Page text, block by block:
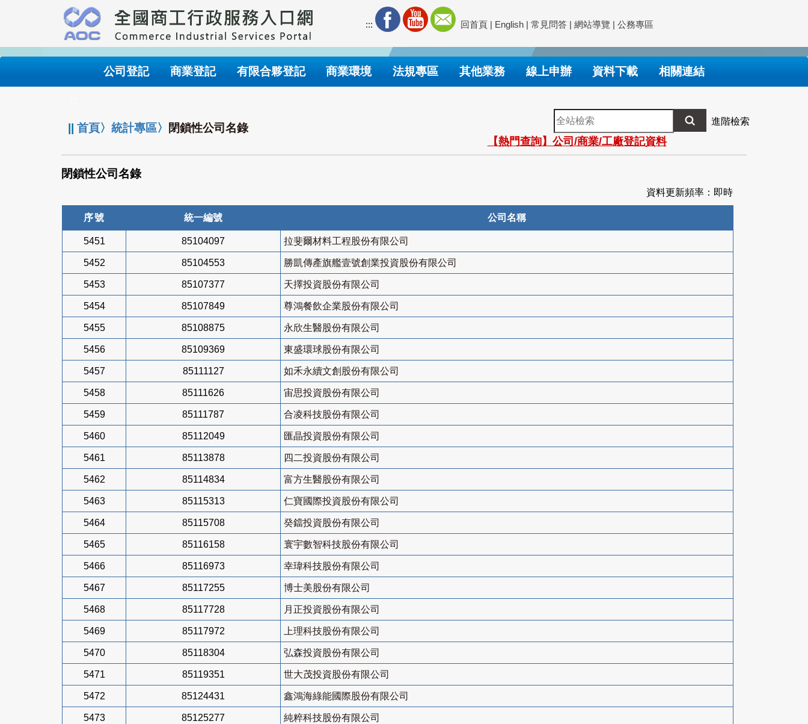
要
內
::: 回首頁 | English | 常見問答 | 網站導覽 | 公務專區
公司登記 商業登記 有限合夥登記 商業環境 法規專區 其他業務 線上申辦 資料下載 相關連結
||首頁〉統計專區〉 閉鎖性公司名錄
全
站
檢
索
進階檢索
【熱門查詢】公司/商業/工廠登記資料
閉鎖性公司名錄
資料更新頻率：即時
序號 統一編號 公司名稱
5451 85104097 拉斐爾材料工程股份有限公司
5452 85104553 勝凱傳產旗艦壹號創業投資股份有限公司
5453 85107377 天擇投資股份有限公司
5454 85107849 尊鴻餐飲企業股份有限公司
5455 85108875 永欣生醫股份有限公司
5456 85109369 東盛環球股份有限公司
5457 85111127 如禾永續文創股份有限公司
5458 85111626 宙思投資股份有限公司
5459 85111787 合凌科技股份有限公司
5460 85112049 匯晶投資股份有限公司
5461 85113878 四二投資股份有限公司
5462 85114834 富方生醫股份有限公司
5463 85115313 仁寶國際投資股份有限公司
5464 85115708 癸鐺投資股份有限公司
5465 85116158 寰宇數智科技股份有限公司
5466 85116973 幸瑋科技股份有限公司
5467 85117255 博士美股份有限公司
5468 85117728 月正投資股份有限公司
5469 85117972 上理科技股份有限公司
5470 85118304 弘森投資股份有限公司
5471 85119351 世大茂投資股份有限公司
5472 85124431 鑫鴻海綠能國際股份有限公司
5473 85125277 純粹科技股份有限公司